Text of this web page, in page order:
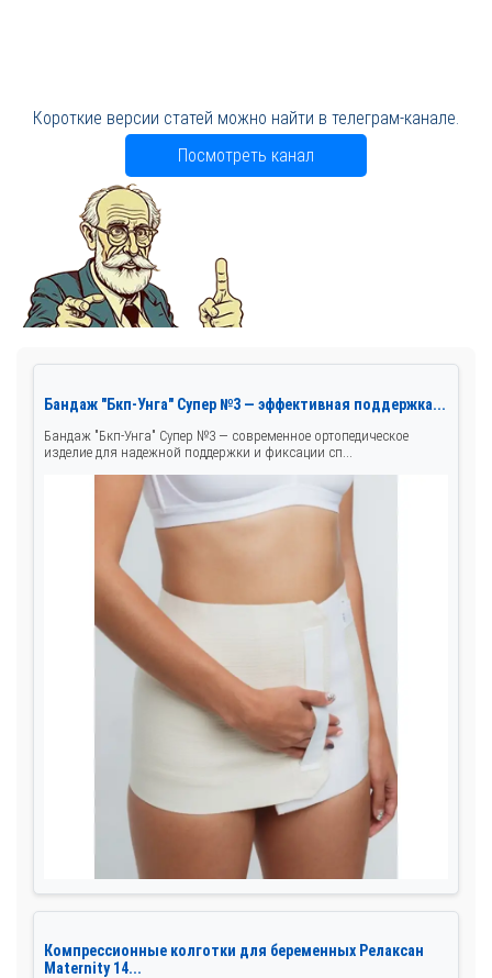
Короткие версии статей можно найти в телеграм-канале.
Посмотреть канал
Бандаж "Бкп-Унга" Супер №3 — эффективная поддержка...
Бандаж "Бкп-Унга" Супер №3 — современное ортопедическое
изделие для надежной поддержки и фиксации сп...
Компрессионные колготки для беременных Релаксан
Maternity 14...